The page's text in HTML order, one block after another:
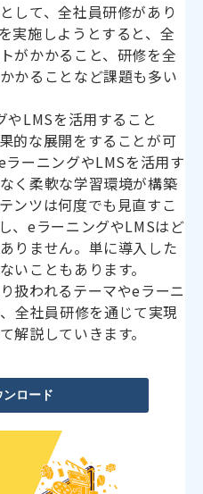
して、全社員研修があり
実施しようとすると、全
がかかること、研修を全
かることなど課題も多い
やLMSを活用すること
的な展開をすることが可
ーニングやLMSを活用す
く柔軟な学習環境が構築
ンツは何度でも見直すこ
、eラーニングやLMSはど
りません。単に導入した
いこともあります。
扱われるテーマやeラーニ
全社員研修を通じて実現
解説していきます。
ンロード